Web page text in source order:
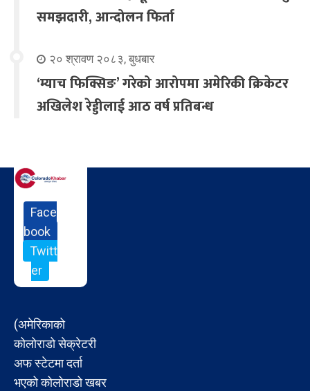
समझदारी, आन्दोलन फिर्ता
२० श्रावण २०८३, बुधबार
‘म्याच फिक्सिङ’ गरेको आरोपमा अमेरिकी क्रिकेटर
अखिलेश रेड्डीलाई आठ वर्ष प्रतिबन्ध
Face
book
Twitt
er
(अमेरिकाको
कोलोराडो सेक्रेटरी
अफ स्टेटमा दर्ता
भएको कोलोराडो खबर